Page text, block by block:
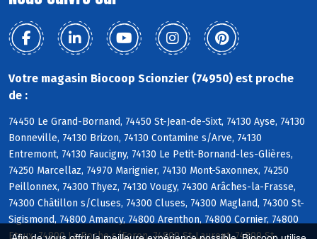
Votre magasin Biocoop Scionzier (74950) est proche
de :
74450 Le Grand-Bornand, 74450 St-Jean-de-Sixt, 74130 Ayse, 74130
Bonneville, 74130 Brizon, 74130 Contamine s/Arve, 74130
Entremont, 74130 Faucigny, 74130 Le Petit-Bornand-les-Glières,
74250 Marcellaz, 74970 Marignier, 74130 Mont-Saxonnex, 74250
Peillonnex, 74300 Thyez, 74130 Vougy, 74300 Arâches-la-Frasse,
74300 Châtillon s/Cluses, 74300 Cluses, 74300 Magland, 74300 St-
Sigismond, 74800 Amancy, 74800 Arenthon, 74800 Cornier, 74800
Etaux, 74800 La Roche s/Foron, 74800 St-Laurent, 74800 St-